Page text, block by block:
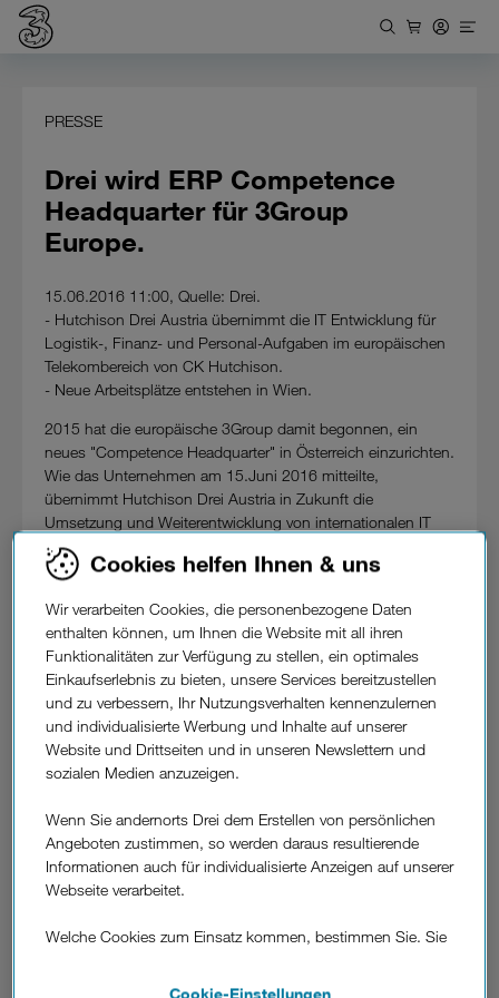
PRESSE
Drei wird ERP Competence
Headquarter für 3Group
Europe.
15.06.2016 11:00, Quelle: Drei.
- Hutchison Drei Austria übernimmt die IT Entwicklung für
Logistik-, Finanz- und Personal-Aufgaben im europäischen
Telekombereich von CK Hutchison.
- Neue Arbeitsplätze entstehen in Wien.
2015 hat die europäische 3Group damit begonnen, ein
neues "Competence Headquarter" in Österreich einzurichten.
Wie das Unternehmen am 15.Juni 2016 mitteilte,
übernimmt Hutchison Drei Austria in Zukunft die
Umsetzung und Weiterentwicklung von internationalen IT
Projekten im Rahmen der Oracle Plattform für die 3Group
Europe. Als ersten Schritt wird Hutchison Drei Austria im
Projekte für Logistik-, Finanz- und Personal-Aufgaben seiner
Schwester-Gesellschaften in Italien, Großbritannien und
Irland entwickeln und umsetzen. Weitere Länder sollen
folgen. Damit entstehen bei Drei in Wien auch neue
Arbeitsplätze.
Christian Salbaing, Deputy Chairman CK Hutchison
Holdings Limited: "Die Erfahrung, die Drei in den
gesammelt hat, ist ein wichtiges Asset in unserer Gruppe.
Hutchison Drei Austria ist optimal aufgestellt, um neue
internationale Projekte zu entwickeln und weitere Aufgaben
innerhalb der Gruppe zu übernehmen."
Jan Trionow, CEO von Drei:"Im Rahmen unserer neuen
zur Verfügung stellen und dazu beitragen, Abläufe zu
Cookies helfen Ihnen & uns
Wir verarbeiten Cookies, die personenbezogene Daten
enthalten können, um Ihnen die Website mit all ihren
Funktionalitäten zur Verfügung zu stellen, ein optimales
Einkaufserlebnis zu bieten, unsere Services bereitzustellen
und zu verbessern, Ihr Nutzungsverhalten kennenzulernen
und individualisierte Werbung und Inhalte auf unserer
Website und Drittseiten und in unseren Newslettern und
sozialen Medien anzuzeigen.
Wenn Sie andernorts Drei dem Erstellen von persönlichen
Angeboten zustimmen, so werden daraus resultierende
Informationen auch für individualisierte Anzeigen auf unserer
Webseite verarbeitet.
Welche Cookies zum Einsatz kommen, bestimmen Sie. Sie
Cookie-Einstellungen